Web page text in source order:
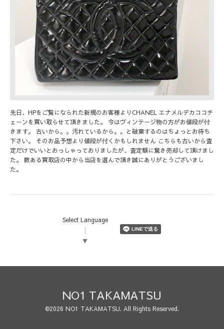
先日、HPをご覧になられた新規のお客様よりCHANEL エナメルデカココチ
ェーンを買い取らせて頂きました。 今はヴィンテージ物の方がお値段が付
きます。 古いから。。汚れているから。。と破棄するのはちょっとお待ち
下さい。 そのお品予想より値段が付くかもしれません こちらも古いから査
定だけでいいとおっしゃっておりましたが、査定額に驚き売却して頂けまし
た。 数ある買取店の中から当店を選んで頂き誠にありがとうございまし
た。
Select Language
▼
NO1 TAKAMATSU
©2026 NO1 TAKAMATSU. All Rights Reserved.